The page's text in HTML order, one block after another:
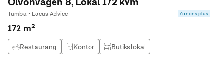
Tumba • Locus Advice Annons plus
172 m²
Restaurang Kontor Butikslokal